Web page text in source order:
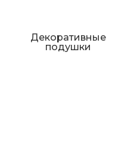
Декоративные
подушки